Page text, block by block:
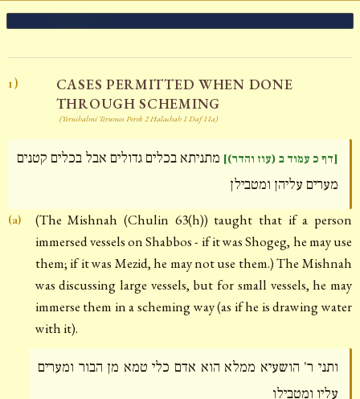
1)
CASES PERMITTED WHEN DONE
THROUGH SCHEMING
(Yerushalmi Terumos Perek 2 Halachah 1 Daf 11a)
[דף כ עמוד ב (עוז והדר)] מתניתא בכלים גדולים אבל בכלים קטנים
מערים עליהן ומטבילן
(a)
(The Mishnah (Chulin 63(h)) taught that if a person
immersed vessels on Shabbos - if it was Shogeg, he may use
them; if it was Mezid, he may not use them.) The Mishnah
was discussing large vessels, but for small vessels, he may
immerse them in a scheming way (as if he is drawing water
with it).
ותני ר' הושעיא ממלא הוא אדם כלי טמא מן הבור ומערים
עליו ומטבילו